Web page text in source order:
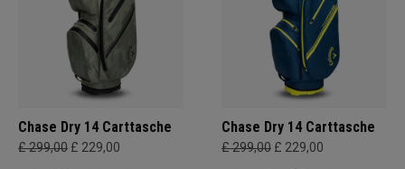
Chase Dry 14 Carttasche
£ 299,00 £ 229,00
Chase Dry 14 Carttasche
£ 299,00 £ 229,00